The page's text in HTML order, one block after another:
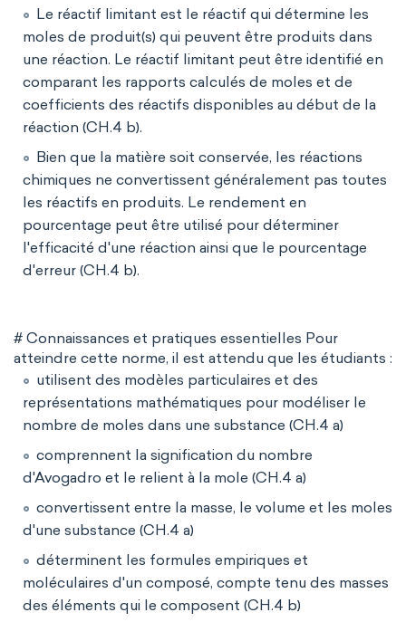
Le réactif limitant est le réactif qui détermine les
moles de produit(s) qui peuvent être produits dans
une réaction. Le réactif limitant peut être identifié en
comparant les rapports calculés de moles et de
coefficients des réactifs disponibles au début de la
réaction (CH.4 b).
Bien que la matière soit conservée, les réactions
chimiques ne convertissent généralement pas toutes
les réactifs en produits. Le rendement en
pourcentage peut être utilisé pour déterminer
l'efficacité d'une réaction ainsi que le pourcentage
d'erreur (CH.4 b).
# Connaissances et pratiques essentielles Pour
atteindre cette norme, il est attendu que les étudiants :
utilisent des modèles particulaires et des
représentations mathématiques pour modéliser le
nombre de moles dans une substance (CH.4 a)
comprennent la signification du nombre
d'Avogadro et le relient à la mole (CH.4 a)
convertissent entre la masse, le volume et les moles
d'une substance (CH.4 a)
déterminent les formules empiriques et
moléculaires d'un composé, compte tenu des masses
des éléments qui le composent (CH.4 b)